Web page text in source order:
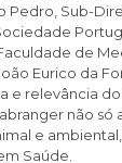
Pedro, Sub-
de
Eurico da
e relevância
não só
e
Saúde.